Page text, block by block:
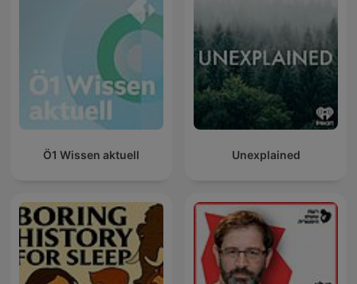
Ö1 Wissen aktuell Unexplained